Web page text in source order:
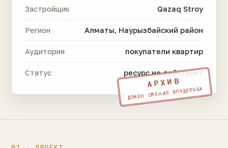
Застройщик Qazaq Stroy
Регион Алматы, Наурызбайский район
Аудитория покупатели квартир
Статус ресурс не действует
АРХИВ
ДОМЕН СМЕНИЛ ВЛАДЕЛЬЦА